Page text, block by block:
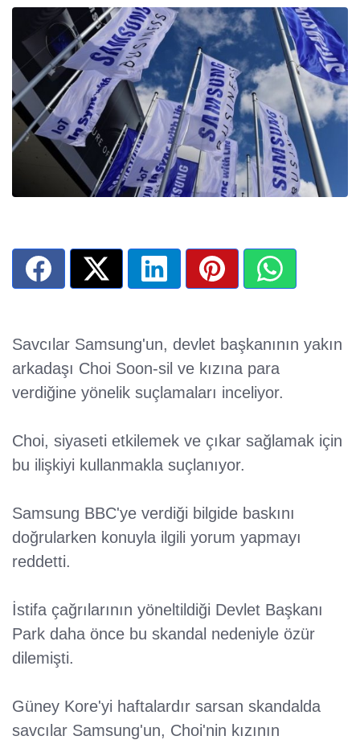
Savcılar Samsung'un, devlet başkanının yakın
arkadaşı Choi Soon-sil ve kızına para
verdiğine yönelik suçlamaları inceliyor.
Choi, siyaseti etkilemek ve çıkar sağlamak için
bu ilişkiyi kullanmakla suçlanıyor.
Samsung BBC'ye verdiği bilgide baskını
doğrularken konuyla ilgili yorum yapmayı
reddetti.
İstifa çağrılarının yöneltildiği Devlet Başkanı
Park daha önce bu skandal nedeniyle özür
dilemişti.
Güney Kore'yi haftalardır sarsan skandalda
savcılar Samsung'un, Choi'nin kızının